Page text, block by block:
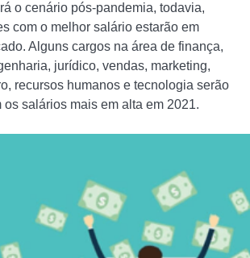
o cenário pós-pandemia, todavia,
com o melhor salário estarão em
Alguns cargos na área de finança,
jurídico, vendas, marketing,
recursos humanos e tecnologia serão
os salários mais em alta em 2021.